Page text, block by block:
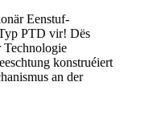
Eenstuf-
PTD vir! Dës
Technologie
konstruéiert
an der